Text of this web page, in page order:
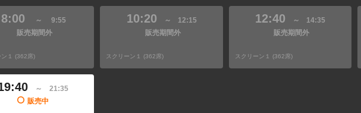
8:00 ～
9:55
販売期間外
ン１ (362席)
10:20 ～
12:15
販売期間外
スクリーン１ (362席)
12:40 ～
14:35
販売期間外
スクリーン１ (362席)
～
21:35
販売中